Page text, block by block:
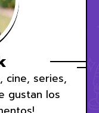
cine, series,
gustan los